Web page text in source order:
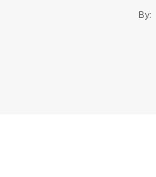
By: